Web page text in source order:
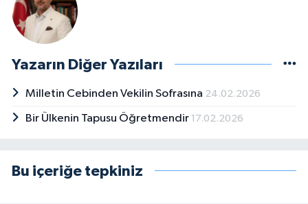
Yazarın Diğer Yazıları
Milletin Cebinden Vekilin Sofrasına 24.02.2026
Bir Ülkenin Tapusu Öğretmendir 17.02.2026
Bu içeriğe tepkiniz